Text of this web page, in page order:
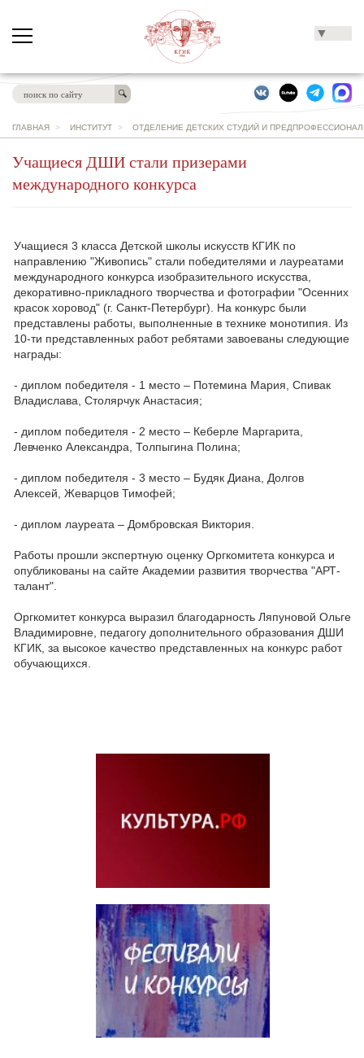
▼
ГЛАВНАЯ > ИНСТИТУТ > ОТДЕЛЕНИЕ ДЕТСКИХ СТУДИЙ И
Учащиеся ДШИ стали призерами
международного конкурса
Учащиеся 3 класса Детской школы искусств КГИК по
направлению "Живопись" стали победителями и лауреатами
международного конкурса изобразительного искусства,
декоративно-прикладного творчества и фотографии "Осенних
красок хоровод" (г. Санкт-Петербург). На конкурс были
представлены работы, выполненные в технике монотипия. Из
10-ти представленных работ ребятами завоеваны следующие
награды:
- диплом победителя - 1 место – Потемина Мария, Спивак
Владислава, Столярчук Анастасия;
- диплом победителя - 2 место – Кеберле Маргарита,
Левченко Александра, Толпыгина Полина;
- диплом победителя - 3 место – Будяк Диана, Долгов
Алексей, Жеварцов Тимофей;
- диплом лауреата – Домбровская Виктория.
Работы прошли экспертную оценку Оргкомитета конкурса и
опубликованы на сайте Академии развития творчества "АРТ-
талант".
Оргкомитет конкурса выразил благодарность Ляпуновой Ольге
Владимировне, педагогу дополнительного образования ДШИ
КГИК, за высокое качество представленных на конкурс работ
обучающихся.